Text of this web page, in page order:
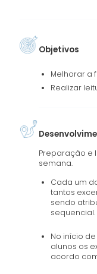
Objetivos
Melhorar a
Realizar
Preparação e
semana.
Cada um
tantos
sendo
sequencial.
No início
alunos os
acordo